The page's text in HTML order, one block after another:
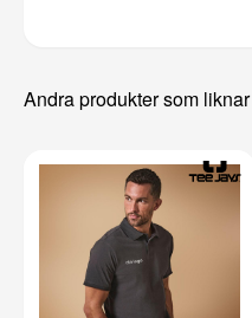
Andra produkter som liknar